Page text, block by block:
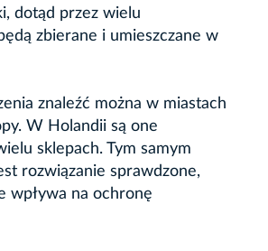
dotąd przez wielu
zbierane i umieszczane w
znaleźć można w miastach
W Holandii są one
sklepach. Tym samym
rozwiązanie sprawdzone,
wpływa na ochronę